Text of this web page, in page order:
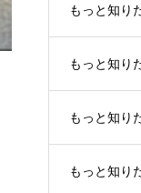
もっと知り
もっと知り
もっと知り
もっと知り